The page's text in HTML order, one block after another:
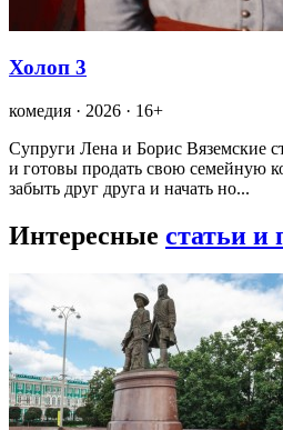
Холоп 3
комедия · 2026 · 16+
Супруги Лена и Борис Вяземские
и готовы продать свою семейную
забыть друг друга и начать но...
Интересные статьи и